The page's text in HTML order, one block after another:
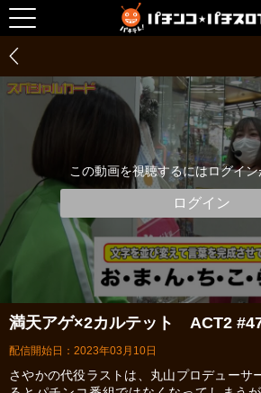
この動画を視聴するにはログイ
ログイン
満天アゲ×2カルテット ACT2
配信開始日：2023年03月10日
さやかの代役ラストは、丸山プロデューサ